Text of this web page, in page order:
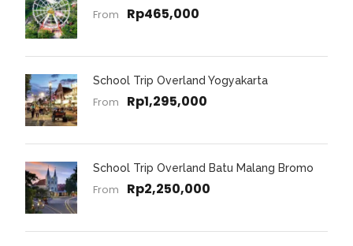
From Rp465,000
School Trip Overland Yogyakarta
From Rp1,295,000
School Trip Overland Batu Malang Bromo
From Rp2,250,000